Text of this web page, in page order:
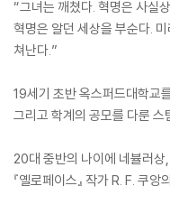
“그녀는 깨쳤다. 혁명은 사실
혁명은 알던 세상을 부순다.
쳐난다.”
19세기 초반 옥스퍼드대학교
그리고 학계의 공모를 다룬
20대 중반의 나이에 네뷸러상
『옐로페이스』 작가 R. F. 쿠앙